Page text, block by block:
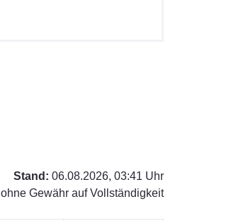
Stand: 06.08.2026, 03:41 Uhr
ohne Gewähr auf Vollständigkeit